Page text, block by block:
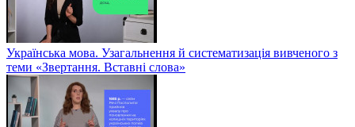
Українська мова. Узагальнення й систематизація вивченого з
теми «Звертання. Вставні слова»